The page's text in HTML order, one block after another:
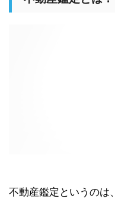
不動産鑑定というのは、